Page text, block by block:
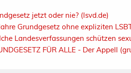
jetzt oder nie? (lsvd.de)
Grundgesetz ohne expliziten
Landesverfassungen schützen
FÜR ALLE - Der Appell